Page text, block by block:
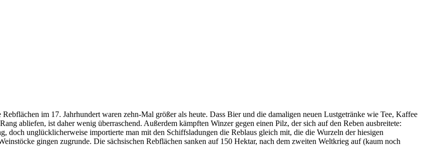
im 17. Jahrhundert waren zehn-Mal größer als heute. Dass Bier und die damaligen neuen Lustgetränke wie Tee, Kaffee
abliefen, ist daher wenig überraschend. Außerdem kämpften Winzer gegen einen Pilz, der sich auf den Reben ausbreitete:
doch unglücklicherweise importierte man mit den Schiffsladungen die Reblaus gleich mit, die die Wurzeln der hiesigen
gingen zugrunde. Die sächsischen Rebflächen sanken auf 150 Hektar, nach dem zweiten Weltkrieg auf (kaum noch